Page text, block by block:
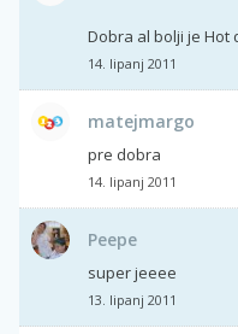
Dobra al bolji je Hot
14. lipanj 2011
matejmargo
pre dobra
14. lipanj 2011
Peepe
super jeeee
13. lipanj 2011